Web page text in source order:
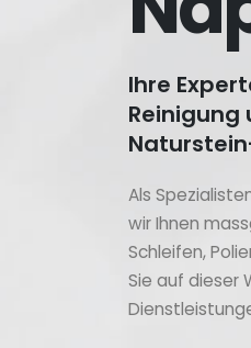
Ihre
Als
wir Ihnen
Schleifen,
Sie auf dieser